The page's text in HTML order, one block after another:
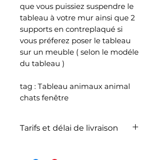
que vous puissiez suspendre le
tableau à votre mur ainsi que 2
supports en contreplaqué si
vous préferez poser le tableau
sur un meuble ( selon le modéle
du tableau )
tag : Tableau animaux animal
chats fenêtre
Tarifs et délai de livraison